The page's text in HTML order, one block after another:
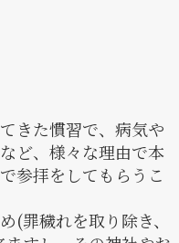
きた慣習で、病気や
ど、様々な理由で本
参拝をしてもらうこ
(罪穢れを取り除き、